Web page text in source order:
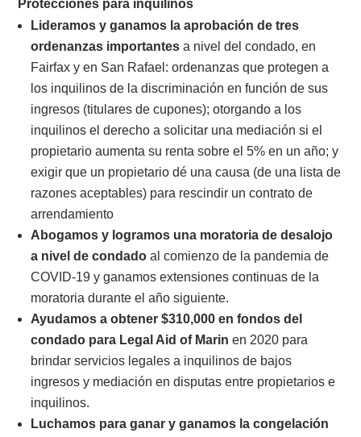
Protecciones para inquilinos
Lideramos y ganamos la aprobación de tres
ordenanzas importantes a nivel del condado, en
Fairfax y en San Rafael: ordenanzas que protegen a
los inquilinos de la discriminación en función de sus
ingresos (titulares de cupones); otorgando a los
inquilinos el derecho a solicitar una mediación si el
propietario aumenta su renta sobre el 5% en un año; y
exigir que un propietario dé una causa (de una lista de
razones aceptables) para rescindir un contrato de
arrendamiento
Abogamos y logramos una moratoria de desalojo
a nivel de condado al comienzo de la pandemia de
COVID-19 y ganamos extensiones continuas de la
moratoria durante el año siguiente.
Ayudamos a obtener $310,000 en fondos del
condado para Legal Aid of Marin en 2020 para
brindar servicios legales a inquilinos de bajos
ingresos y mediación en disputas entre propietarios e
inquilinos.
Luchamos para ganar y ganamos la congelación